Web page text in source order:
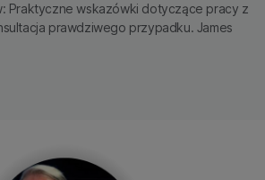
Praktyczne wskazówki dotyczące pracy z
prawdziwego przypadku. James